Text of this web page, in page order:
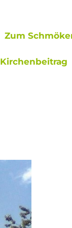
Zum
Kirchenbeitrag